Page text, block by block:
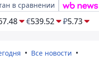
в сравнении
€539.52 ₽5.73
Все новости